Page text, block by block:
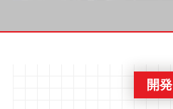
開発